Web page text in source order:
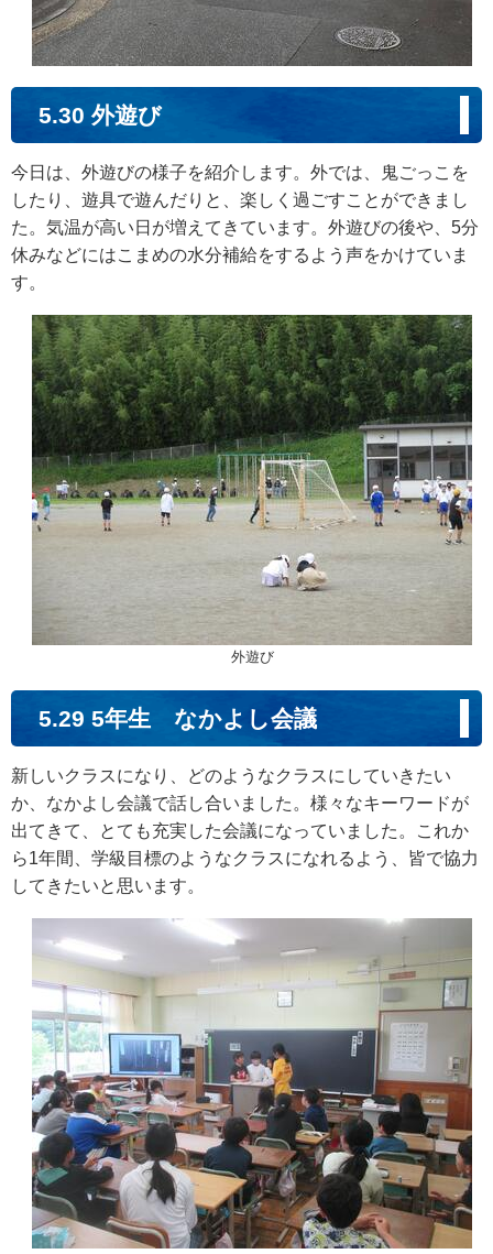
5.30 外遊び
今日は、外遊びの様子を紹介します。外では、鬼ごっこを
したり、遊具で遊んだりと、楽しく過ごすことができまし
た。気温が高い日が増えてきています。外遊びの後や、5分
休みなどにはこまめの水分補給をするよう声をかけていま
す。
外遊び
5.29 5年生 なかよし会議
新しいクラスになり、どのようなクラスにしていきたい
か、なかよし会議で話し合いました。様々なキーワードが
出てきて、とても充実した会議になっていました。これか
ら1年間、学級目標のようなクラスになれるよう、皆で協力
してきたいと思います。